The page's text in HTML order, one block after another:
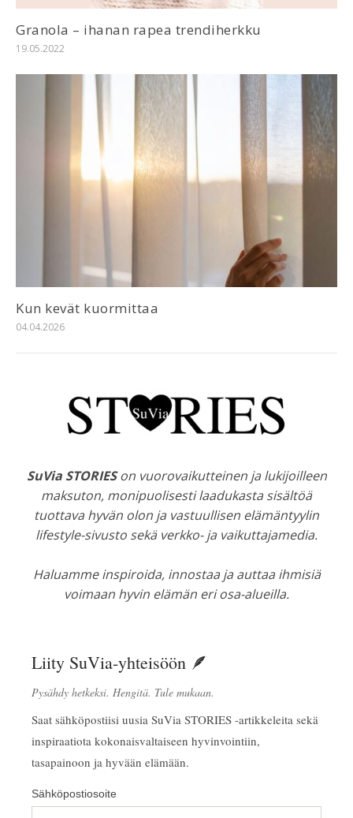
Granola – ihanan rapea trendiherkku
19.05.2022
Kun kevät kuormittaa
04.04.2026
SuVia STORIESon vuorovaikutteinen ja lukijoilleen
maksuton, monipuolisesti laadukasta sisältöä
tuottava hyvän olon ja vastuullisen elämäntyylin
lifestyle-sivusto sekä verkko- ja vaikuttajamedia.
Haluamme inspiroida, innostaa ja auttaa ihmisiä
voimaan hyvin elämän eri osa-alueilla.
Liity SuVia-yhteisöön 🪶
Pysähdy hetkeksi. Hengitä. Tule mukaan.
Saat sähköpostiisi uusia SuVia STORIES -artikkeleita sekä
inspiraatiota kokonaisvaltaiseen hyvinvointiin,
tasapainoon ja hyvään elämään.
Sähköpostiosoite